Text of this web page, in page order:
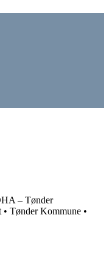
– Tønder
• Tønder Kommune •